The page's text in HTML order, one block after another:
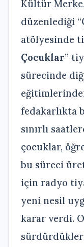
Kültür
düzenlediği
atölyesinde
Çocuklar”
sürecinde
fedakarlıkta
sınırlı
çocuklar,
bu süreci
için radyo
yeni nesil
karar verdi.